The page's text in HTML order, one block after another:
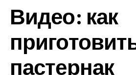
Видео: как
пастернак